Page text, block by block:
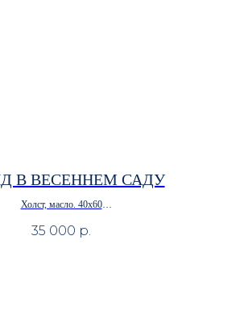
В ВЕСЕННЕМ САДУ
Холст, масло. 40х60
35 000 р.